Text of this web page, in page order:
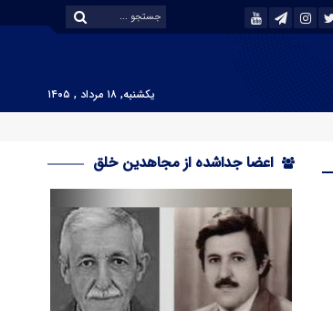
یکشنبه, ۱۸ مرداد , ۱۴۰۵
اعضا جداشده از مجاهدین خلق